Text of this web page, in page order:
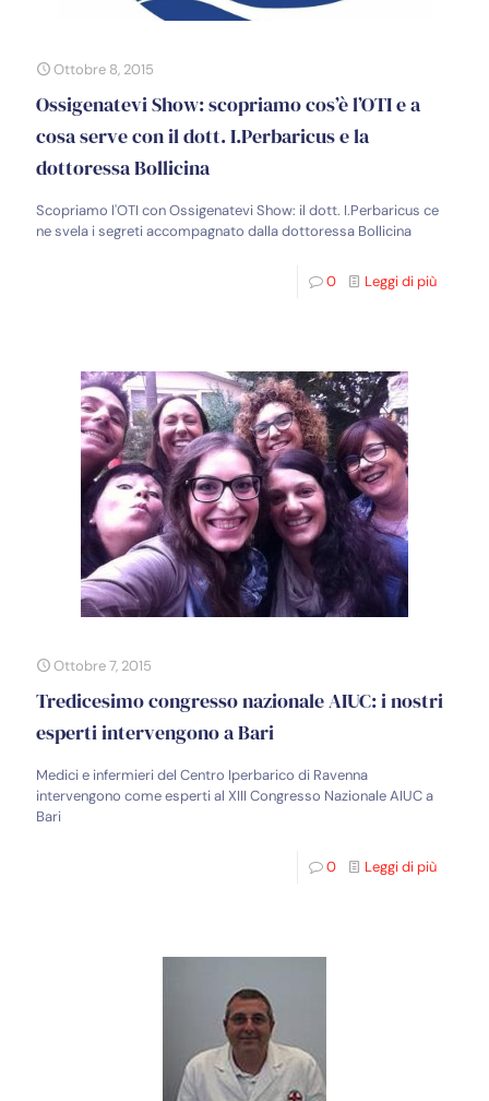
Ottobre 8, 2015
Ossigenatevi Show: scopriamo cos’è l’OTI e a
cosa serve con il dott. I.Perbaricus e la
dottoressa Bollicina
Scopriamo l'OTI con Ossigenatevi Show: il dott. I.Perbaricus ce
ne svela i segreti accompagnato dalla dottoressa Bollicina
0 Leggi di più
Ottobre 7, 2015
Tredicesimo congresso nazionale AIUC: i nostri
esperti intervengono a Bari
Medici e infermieri del Centro Iperbarico di Ravenna
intervengono come esperti al XIII Congresso Nazionale AIUC a
Bari
0 Leggi di più